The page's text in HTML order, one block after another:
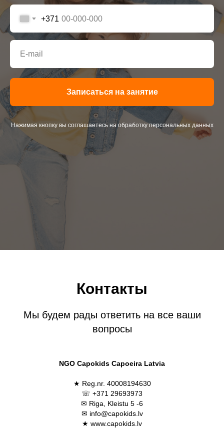
+371
Записаться на занятие
Нажимая кнопку вы соглашаетесь на обработку персональных данных
Контакты
Мы будем рады ответить на все ваши
вопросы
NGO Capokids Capoeira Latvia
★ Reg.nr. 40008194630
☏ +371 29693973
✉ Riga, Kleistu 5 -6
✉ info@capokids.lv
★ www.capokids.lv